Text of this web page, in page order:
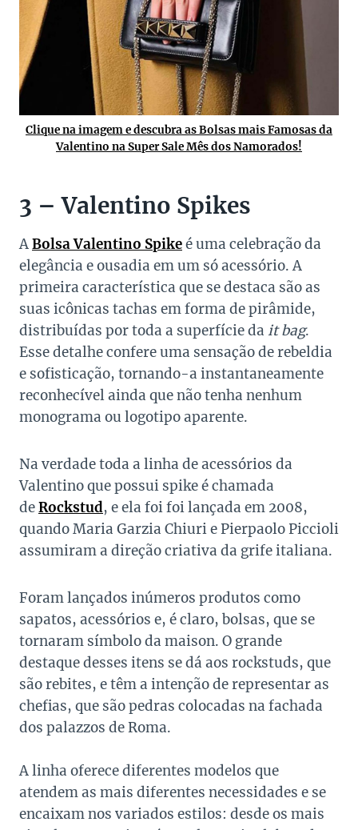
Clique na imagem e descubra as Bolsas mais Famosas da
Valentino na Super Sale Mês dos Namorados!
3 – Valentino Spikes
ABolsa Valentino Spikeé uma celebração da
elegância e ousadia em um só acessório. A
primeira característica que se destaca são as
suas icônicas tachas em forma de pirâmide,
distribuídas por toda a superfície da it bag.
Esse detalhe confere uma sensação de rebeldia
e sofisticação, tornando-a instantaneamente
reconhecível ainda que não tenha nenhum
monograma ou logotipo aparente.
Na verdade toda a linha de acessórios da
Valentino que possui spike é chamada
deRockstud, e ela foi foi lançada em 2008,
quando Maria Garzia Chiuri e Pierpaolo Piccioli
assumiram a direção criativa da grife italiana.
Foram lançados inúmeros produtos como
sapatos, acessórios e, é claro, bolsas, que se
tornaram símbolo da maison. O grande
destaque desses itens se dá aos rockstuds, que
são rebites, e têm a intenção de representar as
chefias, que são pedras colocadas na fachada
dos palazzos de Roma.
A linha oferece diferentes modelos que
atendem as mais diferentes necessidades e se
encaixam nos variados estilos: desde os mais